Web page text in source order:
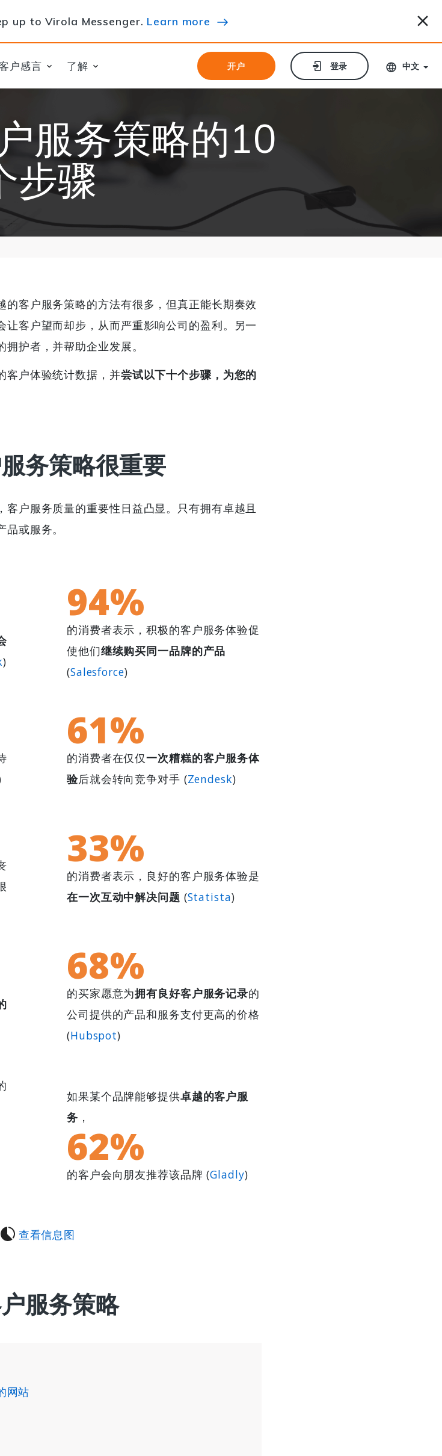
up to Virola Messenger. Learn more
户感言 了解 开户
开户 登录
登录 中文
服务策略的10
步骤
的客户服务策略的方法有很多，但真正能长期奏效
客户望而却步，从而严重影响公司的盈利。另一
护者，并帮助企业发展。
客户体验统计数据，并尝试以下十个步骤，为您的
务策略很重要
户服务质量的重要性日益凸显。只有拥有卓越且
或服务。
)
94%
的消费者表示，积极的客户服务体验促
使他们继续购买同一品牌的产品
(Salesforce)
61%
的消费者在仅仅一次糟糕的客户服务体
验后就会转向竞争对手 (Zendesk)
33%
的消费者表示，良好的客户服务体验是
在一次互动中解决问题 (Statista)
68%
的买家愿意为拥有良好客户服务记录的
公司提供的产品和服务支付更高的价格
(Hubspot)
如果某个品牌能够提供卓越的客户服
务 ，
62%
的客户会向朋友推荐该品牌 (Gladly)
查看信息图
服务策略
网站